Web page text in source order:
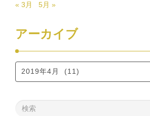
« 3月
5月 »
アーカイブ